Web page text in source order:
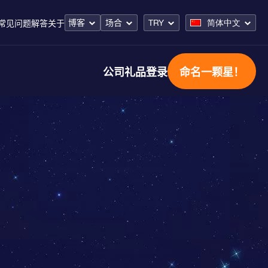
见问题解答关于 博客 场合 TRY 简体中文
公司礼品登录 命名一颗星！